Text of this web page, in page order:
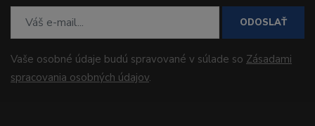
ODOSLAŤ
Vaše osobné údaje budú spravované v súlade so Zásadami
spracovania osobných údajov.